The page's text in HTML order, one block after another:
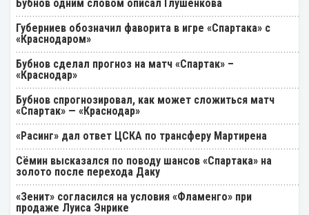
Бубнов одним словом описал Глушенкова
Губерниев обозначил фаворита в игре «Спартака» с
«Краснодаром»
Бубнов сделал прогноз на матч «Спартак» –
«Краснодар»
Бубнов спрогнозировал, как может сложиться матч
«Спартак» — «Краснодар»
«Расинг» дал ответ ЦСКА по трансферу Мартирена
Cёмин высказался по поводу шансов «Спартака» на
золото после перехода Даку
«Зенит» согласился на условия «Фламенго» при
продаже Луиса Энрике